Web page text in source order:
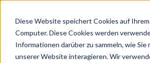
Diese Website speichert Cookies auf Ihrem
Computer. Diese Cookies werden
Informationen darüber zu sammeln, wie Sie
unserer Website interagieren. Wir